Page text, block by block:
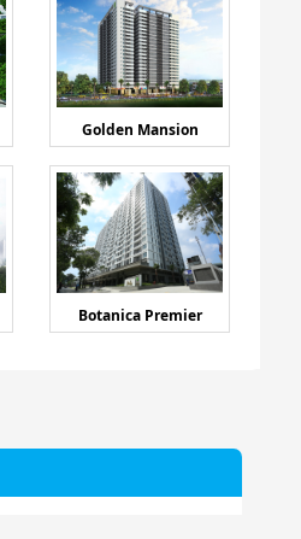
Golden Mansion
Botanica Premier